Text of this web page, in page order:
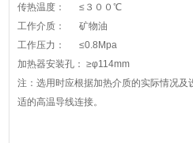
传热温度： ≤３００℃
工作介质： 矿物油
工作压力： ≤0.8Mpa
加热器安装孔： ≥φ114mm
注：选用时应根据加热介质的实际情况
适的高温导线连接。